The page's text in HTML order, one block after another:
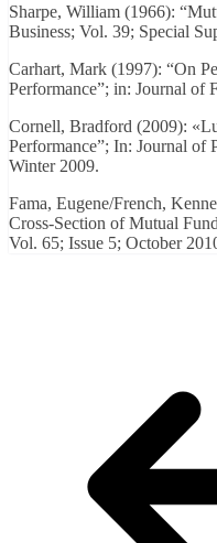
Sharpe, William (1966):
Business; Vol. 39; Special
Carhart, Mark (1997): “On
Performance”; in: Journal of
Cornell, Bradford (2009):
Performance”; In: Journal of
Winter 2009.
Fama, Eugene/French,
Cross-Section of Mutual
Vol. 65; Issue 5; October